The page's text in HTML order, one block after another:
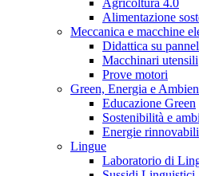
Alimentazione
Meccanica e macchine
Didattica su
Macchinari utensili
Prove motori
Green, Energia e
Educazione Green
Sostenibilità e
Energie rinnovabili
Lingue
Laboratorio di